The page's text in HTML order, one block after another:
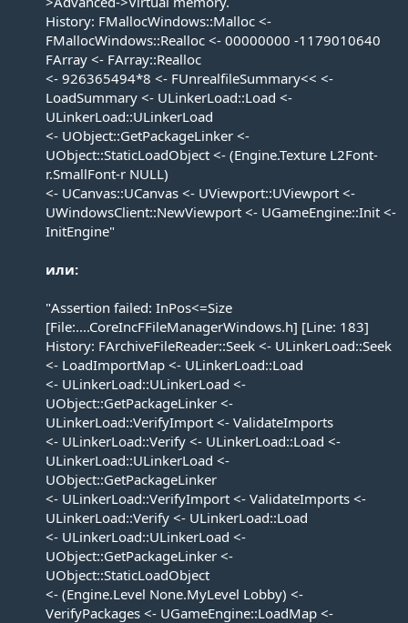
History: FMallocWindows::Malloc <-
FMallocWindows::Realloc <- 00000000 -1179010640
FArray <- FArray::Realloc
<- 926365494*8 <- FUnrealfileSummary<< <-
LoadSummary <- ULinkerLoad::Load <-
ULinkerLoad::ULinkerLoad
<- UObject::GetPackageLinker <-
UObject::StaticLoadObject <- (Engine.Texture L2Font-
r.SmallFont-r NULL)
<- UCanvas::UCanvas <- UViewport::UViewport <-
UWindowsClient::NewViewport <- UGameEngine::Init <-
InitEngine"
или:
"Assertion failed: InPos<=Size
[File:....CoreIncFFileManagerWindows.h] [Line: 183]
History: FArchiveFileReader::Seek <- ULinkerLoad::Seek
<- LoadImportMap <- ULinkerLoad::Load
<- ULinkerLoad::ULinkerLoad <-
UObject::GetPackageLinker <-
ULinkerLoad::VerifyImport <- ValidateImports
<- ULinkerLoad::Verify <- ULinkerLoad::Load <-
ULinkerLoad::ULinkerLoad <-
UObject::GetPackageLinker
<- ULinkerLoad::VerifyImport <- ValidateImports <-
ULinkerLoad::Verify <- ULinkerLoad::Load
<- ULinkerLoad::ULinkerLoad <-
UObject::GetPackageLinker <-
UObject::StaticLoadObject
<- (Engine.Level None.MyLevel Lobby) <-
VerifyPackages <- UGameEngine::LoadMap <-